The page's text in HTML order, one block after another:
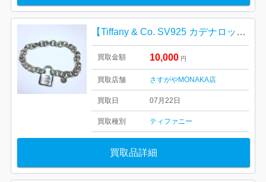
【Tiffany & Co. SV925 カデナロックブレスレット】
買取金額 10,000 円
買取店舗 さすがやMONAKA店
買取日 07月22日
買取種別 ティファニー
買取品詳細